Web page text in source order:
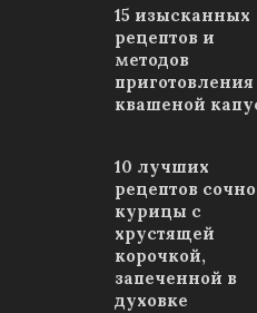
15 изысканных
рецептов и
методов
приготовления
квашеной
10 лучших
рецептов
курицы с
хрустящей
корочкой,
запеченной в
духовке